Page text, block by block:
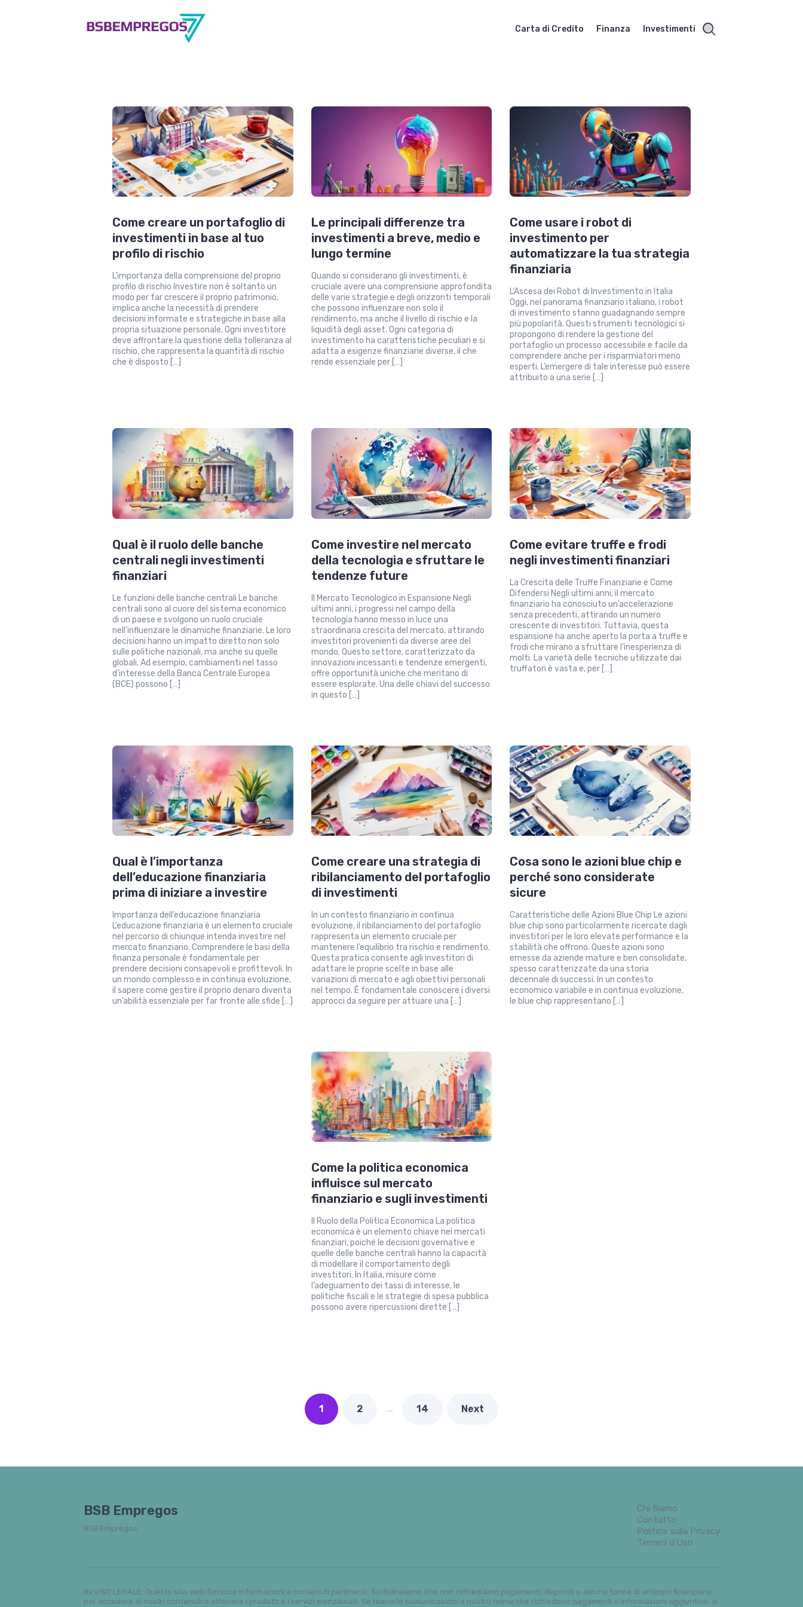
Carta di Credito Finanza Investimenti
Come creare un portafoglio di
investimenti in base al tuo
profilo di rischio
L’importanza della comprensione del proprio
profilo di rischio Investire non è soltanto un
modo per far crescere il proprio patrimonio;
implica anche la necessità di prendere
decisioni informate e strategiche in base alla
propria situazione personale. Ogni investitore
deve affrontare la questione della tolleranza al
rischio, che rappresenta la quantità di rischio
che è disposto […]
Le principali differenze tra
investimenti a breve, medio e
lungo termine
Quando si considerano gli investimenti, è
cruciale avere una comprensione approfondita
delle varie strategie e degli orizzonti temporali
che possono influenzare non solo il
rendimento, ma anche il livello di rischio e la
liquidità degli asset. Ogni categoria di
investimento ha caratteristiche peculiari e si
adatta a esigenze finanziarie diverse, il che
rende essenziale per […]
Come usare i robot di
investimento per
automatizzare la tua strategia
finanziaria
L’Ascesa dei Robot di Investimento in Italia
Oggi, nel panorama finanziario italiano, i robot
di investimento stanno guadagnando sempre
più popolarità. Questi strumenti tecnologici si
propongono di rendere la gestione del
portafoglio un processo accessibile e facile da
comprendere anche per i risparmiatori meno
esperti. L’emergere di tale interesse può essere
attribuito a una serie […]
Qual è il ruolo delle banche
centrali negli investimenti
finanziari
Le funzioni delle banche centrali Le banche
centrali sono al cuore del sistema economico
di un paese e svolgono un ruolo cruciale
nell’influenzare le dinamiche finanziarie. Le loro
decisioni hanno un impatto diretto non solo
sulle politiche nazionali, ma anche su quelle
globali. Ad esempio, cambiamenti nel tasso
d’interesse della Banca Centrale Europea
(BCE) possono […]
Come investire nel mercato
della tecnologia e sfruttare le
tendenze future
Il Mercato Tecnologico in Espansione Negli
ultimi anni, i progressi nel campo della
tecnologia hanno messo in luce una
straordinaria crescita del mercato, attirando
investitori provenienti da diverse aree del
mondo. Questo settore, caratterizzato da
innovazioni incessanti e tendenze emergenti,
offre opportunità uniche che meritano di
essere esplorate. Una delle chiavi del successo
in questo […]
Come evitare truffe e frodi
negli investimenti finanziari
La Crescita delle Truffe Finanziarie e Come
Difendersi Negli ultimi anni, il mercato
finanziario ha conosciuto un’accelerazione
senza precedenti, attirando un numero
crescente di investitori. Tuttavia, questa
espansione ha anche aperto la porta a truffe e
frodi che mirano a sfruttare l’inesperienza di
molti. La varietà delle tecniche utilizzate dai
truffatori è vasta e, per […]
Qual è l’importanza
dell’educazione finanziaria
prima di iniziare a investire
Importanza dell’educazione finanziaria
L’educazione finanziaria è un elemento cruciale
nel percorso di chiunque intenda investire nel
mercato finanziario. Comprendere le basi della
finanza personale è fondamentale per
prendere decisioni consapevoli e profittevoli. In
un mondo complesso e in continua evoluzione,
il sapere come gestire il proprio denaro diventa
un’abilità essenziale per far fronte alle sfide […]
Come creare una strategia di
ribilanciamento del portafoglio
di investimenti
In un contesto finanziario in continua
evoluzione, il ribilanciamento del portafoglio
rappresenta un elemento cruciale per
mantenere l’equilibrio tra rischio e rendimento.
Questa pratica consente agli investitori di
adattare le proprie scelte in base alle
variazioni di mercato e agli obiettivi personali
nel tempo. È fondamentale conoscere i diversi
approcci da seguire per attuare una […]
Cosa sono le azioni blue chip e
perché sono considerate
sicure
Caratteristiche delle Azioni Blue Chip Le azioni
blue chip sono particolarmente ricercate dagli
investitori per le loro elevate performance e la
stabilità che offrono. Queste azioni sono
emesse da aziende mature e ben consolidate,
spesso caratterizzate da una storia
decennale di successi. In un contesto
economico variabile e in continua evoluzione,
le blue chip rappresentano […]
Come la politica economica
influisce sul mercato
finanziario e sugli investimenti
Il Ruolo della Politica Economica La politica
economica è un elemento chiave nei mercati
finanziari, poiché le decisioni governative e
quelle delle banche centrali hanno la capacità
di modellare il comportamento degli
investitori. In Italia, misure come
l’adeguamento dei tassi di interesse, le
politiche fiscali e le strategie di spesa pubblica
possono avere ripercussioni dirette […]
1 2 … 14 Next
BSB Empregos
BSB Empregos
Chi Siamo
Contatto
Politica sulla Privacy
Termini d’Uso
AVVISO LEGALE: Questo sito web fornisce informazioni e contenuti pertinenti. Sottolineiamo che non richiediamo pagamenti, depositi o alcuna forma di anticipo finanziario
per accedere ai nostri contenuti o ottenere i prodotti e i servizi menzionati. Se ricevete comunicazioni a nostro nome che richiedono pagamenti o informazioni aggiuntive, vi